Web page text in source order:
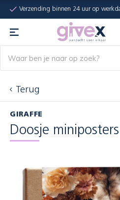
Verzending binnen 24 uur op
Terug
GIRAFFE
Doosje